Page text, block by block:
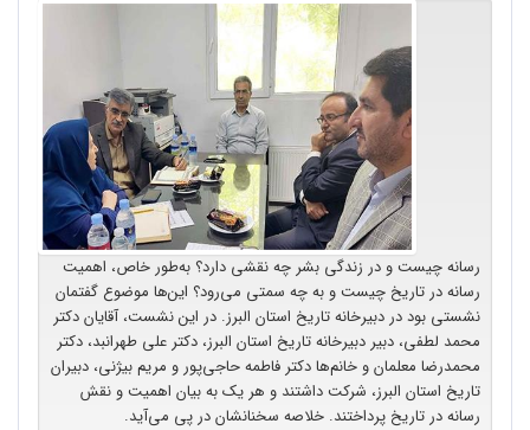
رسانه چیست و در زندگی بشر چه نقشی دارد؟ به‌طور خاص، اهمیت
رسانه در تاریخ چیست و به چه سمتی می‌رود؟ این‌ها موضوع گفتمان
نشستی بود در دبیرخانه تاریخ استان البرز. در این نشست، آقایان دکتر
محمد لطفی، دبیر دبیرخانه تاریخ استان البرز، دکتر علی طهرانبد، دکتر
محمدرضا معلمان و خانم‌ها دکتر فاطمه حاجی‌پور و مریم بیژنی، دبیران
تاریخ استان البرز، شرکت داشتند و هر یک به بیان اهمیت و نقش
رسانه در تاریخ پرداختند. خلاصه سخنانشان در پی می‌آید.